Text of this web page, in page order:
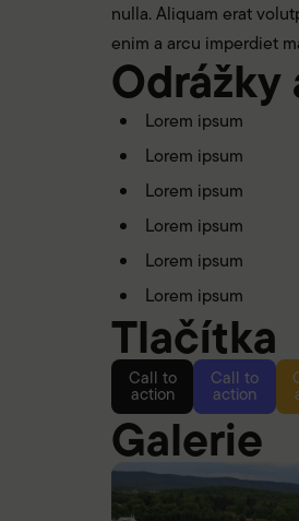
nulla. Aliquam erat
enim a arcu imperdiet
Odrážky
Lorem ipsum
Lorem ipsum
Lorem ipsum
Lorem ipsum
Lorem ipsum
Lorem ipsum
Tlačítka
Call to
action
Call to
action
Galerie